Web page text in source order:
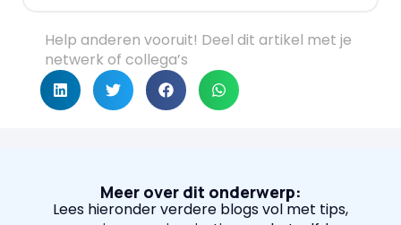
Help anderen vooruit! Deel dit artikel met je
netwerk of collega’s
Meer over dit onderwerp:
Lees hieronder verdere blogs vol met tips,